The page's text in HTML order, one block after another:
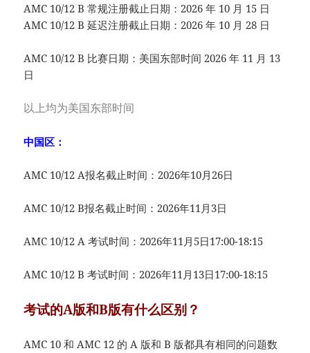
AMC 10/12 B 常规注册截止日期：2026 年 10 月 15 日
AMC 10/12 B 延迟注册截止日期：2026 年 10 月 28 日
AMC 10/12 B 比赛日期：美国东部时间 2026 年 11 月 13
日
以上均为美国东部时间
中国区：
AMC 10/12 A报名截止时间：2026年10月26日
AMC 10/12 B报名截止时间：2026年11月3日
AMC 10/12 A 考试时间：2026年11月5日17:00-18:15
AMC 10/12 B 考试时间：2026年11月13日17:00-18:15
考试的A版和B版有什么区别？
AMC 10 和 AMC 12 的 A 版和 B 版都具有相同的问题数